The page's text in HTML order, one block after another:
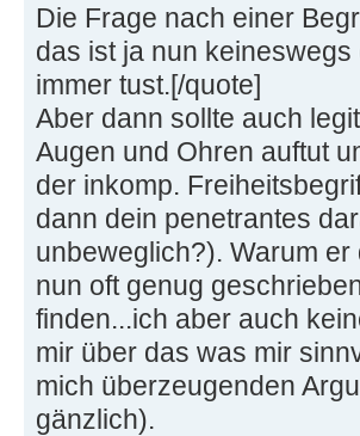
Die Frage nach einer
das ist ja nun
immer tust.[/quote]
Aber dann sollte auch
Augen und Ohren auftut
der inkomp.
dann dein penetrantes
unbeweglich?). Warum
nun oft genug
finden...ich aber auch
mir über das was mir
mich überzeugenden
gänzlich).